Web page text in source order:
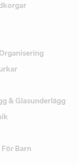
& Glasunderlägg
Barn